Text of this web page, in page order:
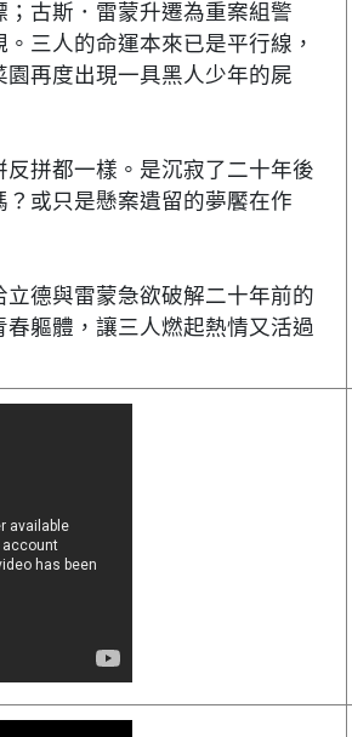
古斯．雷蒙升遷為重案組警
三人的命運本來已是平行線，
再度出現一具黑人少年的屍
拼都一樣。是沉寂了二十年後
？或只是懸案遺留的夢饜在作
德與雷蒙急欲破解二十年前的
軀體，讓三人燃起熱情又活過